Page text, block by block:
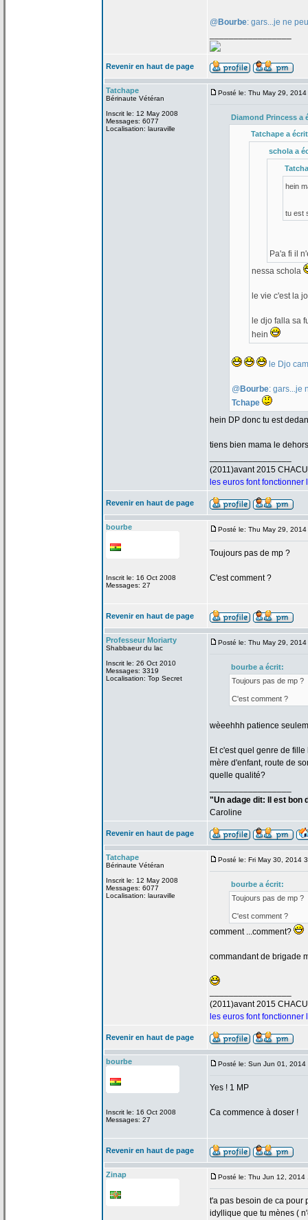
@ Bourbe: gars...je ne
Revenir en haut de page
Tatchape
Bérinaute Vétéran
Inscrit le: 12 May 2008
Messages: 6077
Localisation: lauraville
Posté le: Thu May 29,
Diamond Princess a
Tatchape a
schola a
hein
tu est
Pa'afi il
nessa schola
le vie c'est la
le djo falla sa
hein
le Djo
@ Bourbe: gars...je
Tchape
hein DP donc tu est
tiens bien mama le
(2011)avant 2015
les euros font fonctionner
Revenir en haut de page
bourbe
Inscrit le: 16 Oct 2008
Messages: 27
Posté le: Thu May 29,
Toujours pas de mp ?
C'est comment ?
Revenir en haut de page
Professeur Moriarty
Shabbaeur du lac
Inscrit le: 26 Oct 2010
Messages: 3319
Localisation: Top Secret
Posté le: Thu May 29,
bourbe a écrit:
Toujours pas de mp ?
C'est comment ?
wèeehhh patience
Et c'est quel genre de fille
mère d'enfant, route de
quelle qualité?
"Un adage dit: Il est bon
Caroline
Revenir en haut de page
Tatchape
Bérinaute Vétéran
Inscrit le: 12 May 2008
Messages: 6077
Localisation: lauraville
Posté le: Fri May 30, 2014
bourbe a écrit:
Toujours pas de mp ?
C'est comment ?
comment ...comment?
commandant de brigade
(2011)avant 2015
les euros font fonctionner
Revenir en haut de page
bourbe
Inscrit le: 16 Oct 2008
Messages: 27
Posté le: Sun Jun 01, 2014
Yes ! 1 MP
Ca commence à doser !
Revenir en haut de page
Zinap Posté le: Thu Jun 12, 2014
t'a pas besoin de ca pour
idyllique que tu mènes (